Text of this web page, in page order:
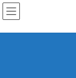
コ
ン
ン
ナ
ビ
ー